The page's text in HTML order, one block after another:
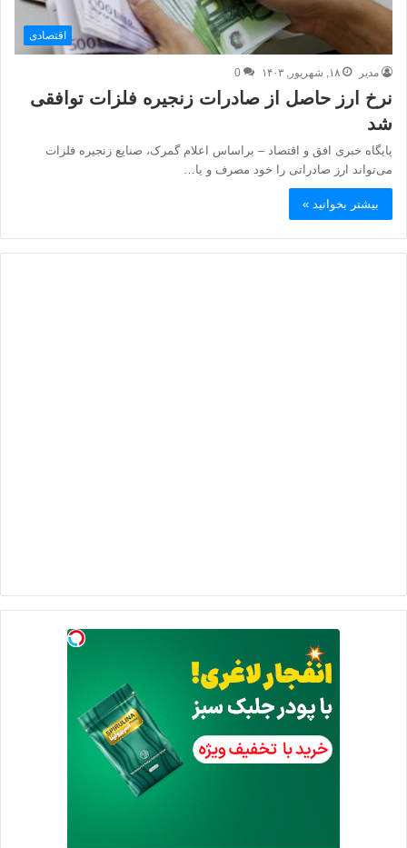
اقتصادی
مدیر ۱۸, شهریور, ۱۴۰۳ 0
نرخ ارز حاصل از صادرات زنجیره فلزات توافقی
شد
پایگاه خبری افق و اقتصاد – براساس اعلام گمرک، صنایع زنجیره فلزات
می‌تواند ارز صادراتی را خود مصرف و یا…
بیشتر بخوانید »